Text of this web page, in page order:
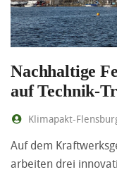
Nachhaltige
auf Technik-
Klimapakt-
Auf dem
arbeiten drei